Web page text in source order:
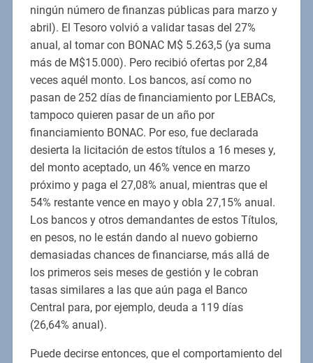
ningún número de finanzas públicas para marzo y
abril). El Tesoro volvió a validar tasas del 27%
anual, al tomar con BONAC M$ 5.263,5 (ya suma
más de M$15.000). Pero recibió ofertas por 2,84
veces aquél monto. Los bancos, así como no
pasan de 252 días de financiamiento por LEBACs,
tampoco quieren pasar de un año por
financiamiento BONAC. Por eso, fue declarada
desierta la licitación de estos títulos a 16 meses y,
del monto aceptado, un 46% vence en marzo
próximo y paga el 27,08% anual, mientras que el
54% restante vence en mayo y obla 27,15% anual.
Los bancos y otros demandantes de estos Títulos,
en pesos, no le están dando al nuevo gobierno
demasiadas chances de financiarse, más allá de
los primeros seis meses de gestión y le cobran
tasas similares a las que aún paga el Banco
Central para, por ejemplo, deuda a 119 días
(26,64% anual).
Puede decirse entonces, que el comportamiento del